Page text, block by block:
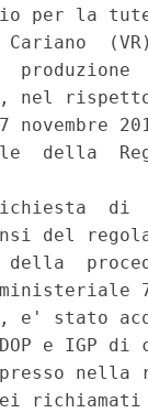
per la
nel
della
di
del
e' stato
e IGP